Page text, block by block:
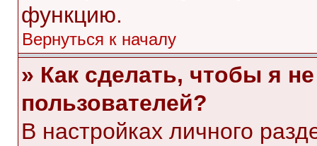
функцию.
Вернуться к началу
» Как сделать, чтобы я
пользователей?
В настройках личного